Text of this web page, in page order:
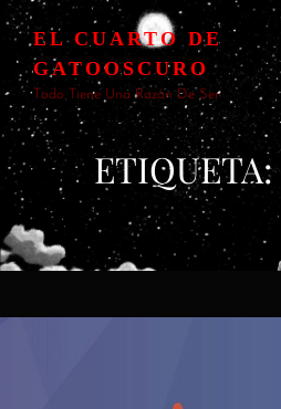
EL CUARTO DE
GATOOSCURO
Todo Tiene Una Razón De Ser
ETIQUETA: